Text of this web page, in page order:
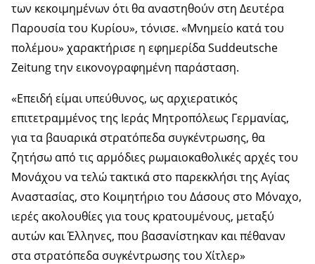
των κεκοιμημένων ότι θα αναστηθούν στη Δευτέρα
Παρουσία του Κυρίου», τόνισε. «Μνημείο κατά του
πολέμου» χαρακτήρισε η εφημερίδα Suddeutsche
Zeitung την εικονογραφημένη παράσταση.
«Επειδή είμαι υπεύθυνος, ως αρχιερατικός
επιτετραμμένος της Ιεράς Μητροπόλεως Γερμανίας,
για τα βαυαρικά στρατόπεδα συγκέντρωσης, θα
ζητήσω από τις αρμόδιες ρωμαιοκαθολικές αρχές του
Μονάχου να τελώ τακτικά στο παρεκκλήσι της Αγίας
Αναστασίας, στο Κοιμητήριο του Δάσους στο Μόναχο,
ιερές ακολουθίες για τους κρατουμένους, μεταξύ
αυτών και Έλληνες, που βασανίστηκαν και πέθαναν
στα στρατόπεδα συγκέντρωσης του Χίτλερ»